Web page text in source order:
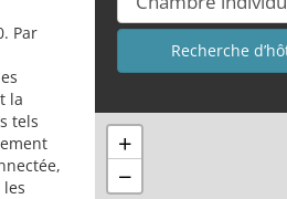
Par
la
tels
+
−